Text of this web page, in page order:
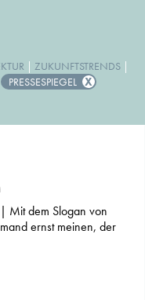
| ZUKUNFTSTRENDS |
PRESSESPIEGEL
Mit dem Slogan von
ernst meinen, der